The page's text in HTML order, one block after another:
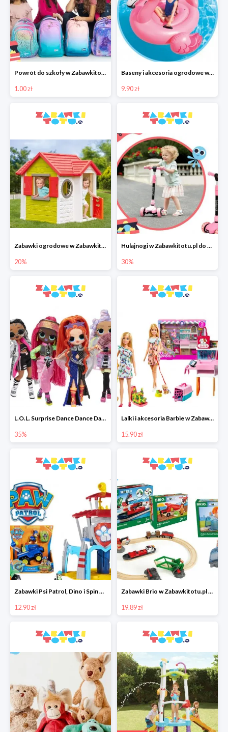
Powrót do szkoły w Zabawkitotu.pl od 1 zł
1.00 zł
Baseny i akcesoria ogrodowe w Zabawkitotu.pl od 9,90 zł
9.90 zł
Zabawki ogrodowe w Zabawkitotu.pl do -20%
20%
Hulajnogi w Zabawkitotu.pl do -30%
30%
L.O.L. Surprise Dance Dance Dance w Zabawkitotu.pl do -35%
35%
Lalki i akcesoria Barbie w Zabawkitotu.pl od 15,90 zł
15.90 zł
Zabawki Psi Patrol, Dino i Spin Master w super cenach w Zabawkitotu.pl
12.90 zł
Zabawki Brio w Zabawkitotu.pl od 19,90 zł
19.89 zł